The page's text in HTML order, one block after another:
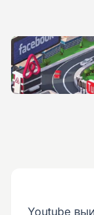
Youtube